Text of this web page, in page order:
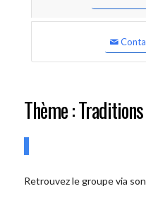
Thème :
Retrouvez le groupe via son